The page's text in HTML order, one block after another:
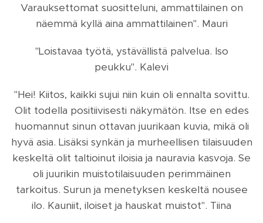
Varauksettomat suositteluni, ammattilainen on
näemmä kyllä aina ammattilainen". Mauri
"Loistavaa työtä, ystävällistä palvelua. Iso
peukku". Kalevi
"Hei! Kiitos, kaikki sujui niin kuin oli ennalta sovittu.
Olit todella positiivisesti näkymätön. Itse en edes
huomannut sinun ottavan juurikaan kuvia, mikä oli
hyvä asia. Lisäksi synkän ja murheellisen tilaisuuden
keskeltä olit taltioinut iloisia ja nauravia kasvoja. Se
oli juurikin muistotilaisuuden perimmäinen
tarkoitus. Surun ja menetyksen keskeltä nousee
ilo. Kauniit, iloiset ja hauskat muistot". Tiina